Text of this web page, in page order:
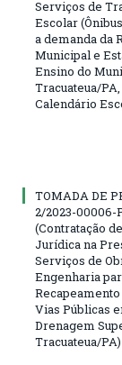
Serviços de
Escolar
a demanda da
Municipal e
Ensino do
Tracuateua/
Calendário
TOMADA DE
2/2023-00006-
(Contratação
Jurídica na
Serviços de
Engenharia
Vias Públicas
Drenagem
Tracuateua/PA)